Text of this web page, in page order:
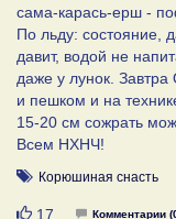
сама-карась-ерш -
По льду: состояние,
давит, водой не
даже у лунок.
и пешком и на
15-20 см сожрать
Всем НХНЧ!
Корюшиная снасть
Нравится
17 Комментарии